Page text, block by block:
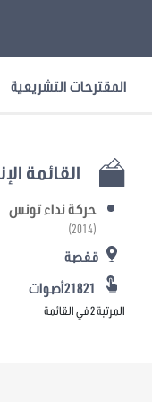
المقترحات التشريعية
القائمة
حركة نداء تونس
(2014)
قفصة
المرتبة 2 في القائمة